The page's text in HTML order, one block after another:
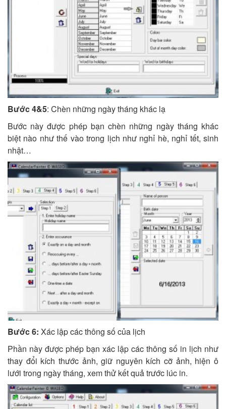
Bước 4&5: Chèn những ngày tháng khác lạ
Bước này được phép bạn chèn những ngày tháng khác
biệt nào như thế vào trong lịch như nghỉ hè, nghỉ tết, sinh
nhật…
Bước 6: Xác lập các thông số của lịch
Phần này được phép bạn xác lập các thông số in lịch như
thay đổi kích thước ảnh, giữ nguyên kích cỡ ảnh, hiệnô
lưới trong ngày tháng, xem thử kết quả trước lúc in.